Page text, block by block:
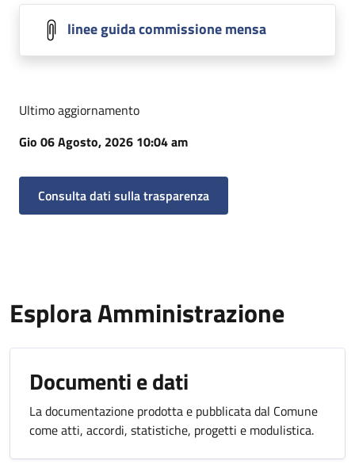
linee guida commissione mensa
Ultimo aggiornamento
Gio 06 Agosto, 2026 10:04 am
Consulta dati sulla trasparenza
Esplora Amministrazione
Documenti e dati
La documentazione prodotta e pubblicata dal Comune
come atti, accordi, statistiche, progetti e modulistica.